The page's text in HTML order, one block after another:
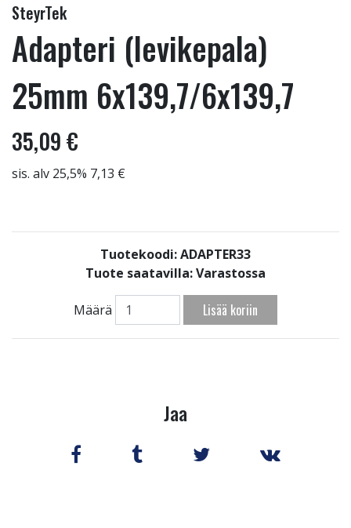
SteyrTek
Adapteri (levikepala)
25mm 6x139,7/6x139,7
35,09 €
sis. alv 25,5% 7,13 €
Tuotekoodi: ADAPTER33
Tuote saatavilla:Varastossa
Määrä Lisää koriin
Jaa